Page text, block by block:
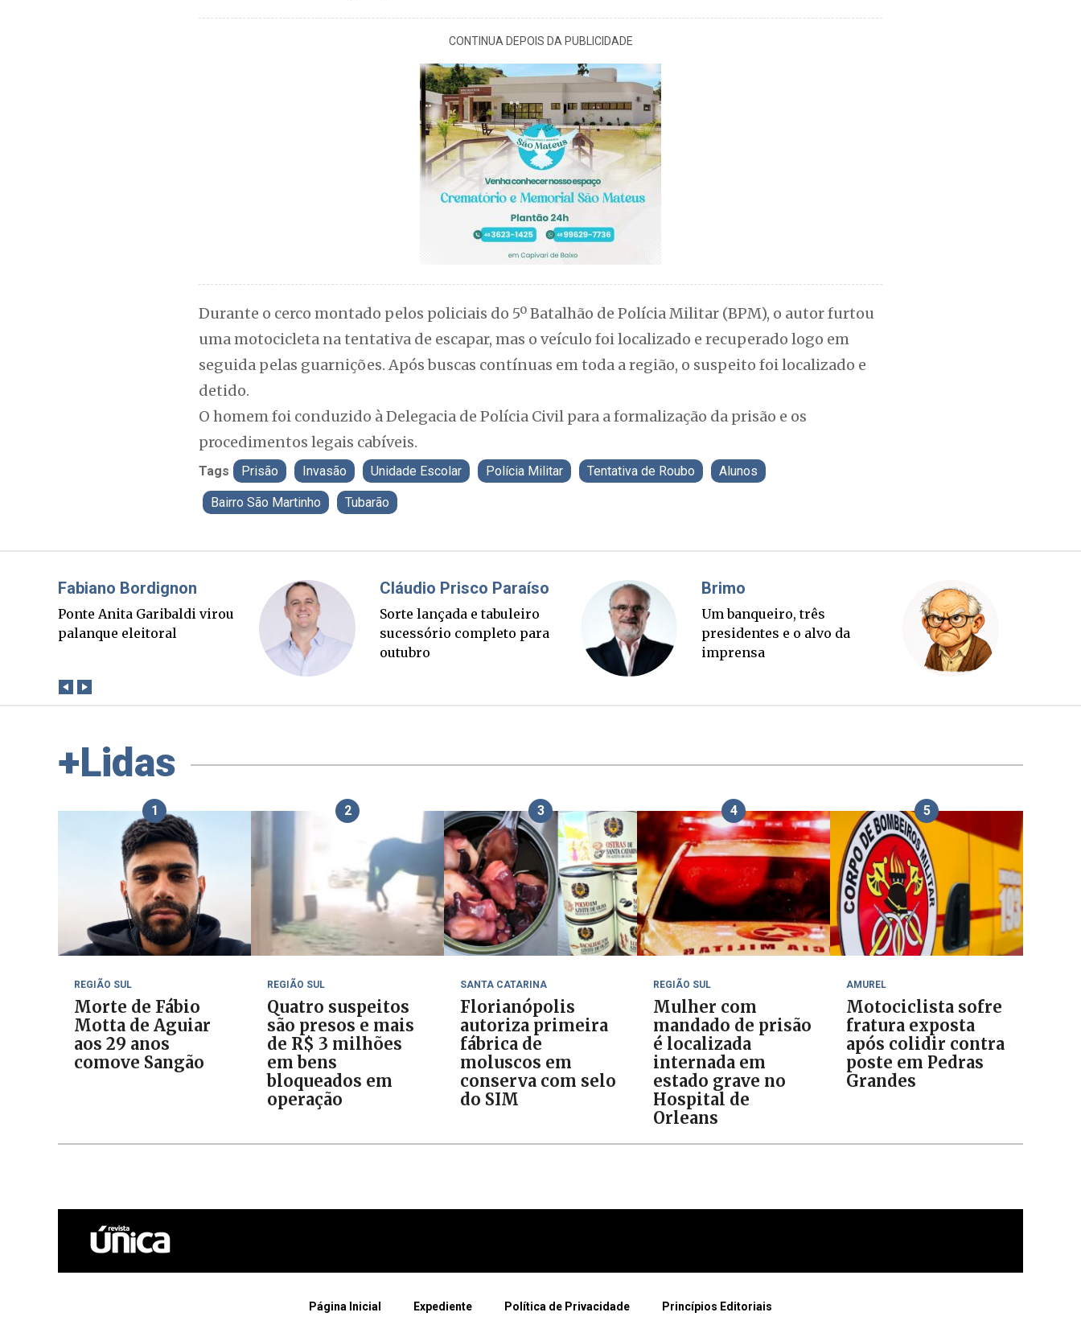
CONTINUA DEPOIS DA PUBLICIDADE
​Durante o cerco montado pelos policiais do 5º Batalhão de Polícia Militar (BPM), o autor furtou
uma motocicleta na tentativa de escapar, mas o veículo foi localizado e recuperado logo em
seguida pelas guarnições. Após buscas contínuas em toda a região, o suspeito foi localizado e
detido.
​O homem foi conduzido à Delegacia de Polícia Civil para a formalização da prisão e os
procedimentos legais cabíveis.
Tags Prisão Invasão Unidade Escolar Polícia Militar Tentativa de Roubo Alunos
Bairro São Martinho Tubarão
Misael Elias
O Boato corre mais rápido
que a verdade. Mas quem
Fabiano Bordignon
Ponte Anita Garibaldi virou
palanque eleitoral
Cláudio Prisco Paraíso
Sorte lançada e tabuleiro
sucessório completo para
+Lidas
1
REGIÃO SUL
Morte de Fábio
Motta de Aguiar
aos 29 anos
comove Sangão
2
REGIÃO SUL
Quatro suspeitos
são presos e mais
de R$ 3 milhões
em bens
bloqueados em
operação
3
SANTA CATARINA
Florianópolis
autoriza primeira
fábrica de
moluscos em
conserva com selo
do SIM
4
REGIÃO SUL
Mulher com
mandado de prisão
é localizada
internada em
estado grave no
Hospital de
Orleans
5
AMUREL
Motociclista sofre
fratura exposta
após colidir contra
poste em Pedras
Grandes
Página Inicial Expediente Política de Privacidade Princípios Editoriais